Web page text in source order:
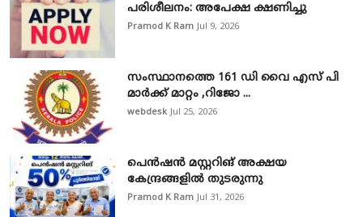
പരിശീലനം: അപേക്ഷ ക്ഷണിച്ചു
Pramod K Ram Jul 9, 2026
സംസ്ഥാനത്തെ 161 ഡി വൈ എസ് പി
മാർക്ക് മാറ്റം ,റിജോ ...
webdesk Jul 25, 2026
പെൻഷൻ മസ്റ്ററിങ് അക്ഷയ
കേന്ദ്രങ്ങളിൽ തുടരുന്നു
Pramod K Ram Jul 31, 2026